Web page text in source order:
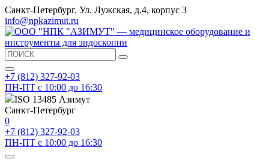
Санкт-Петербург. Ул. Лужская, д.4, корпус 3
info@npkazimut.ru
+7 (812) 327-92-03
ПН-ПТ с 10:00 до 16:30
ISO 13485 Азимут
Санкт-Петербург
0
+7 (812) 327-92-03
ПН-ПТ с 10:00 до 16:30